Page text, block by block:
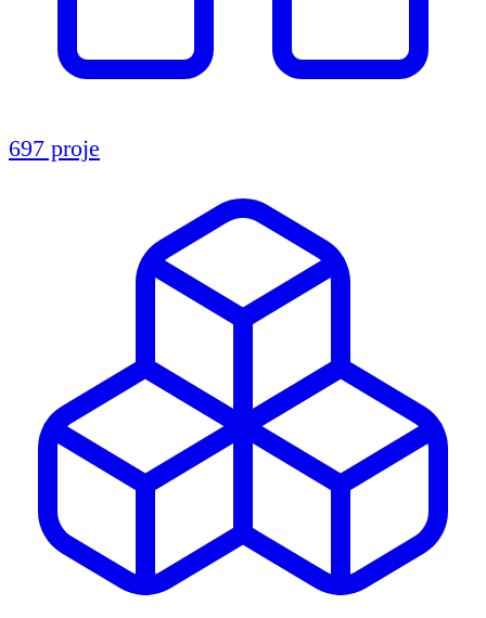
697 proje